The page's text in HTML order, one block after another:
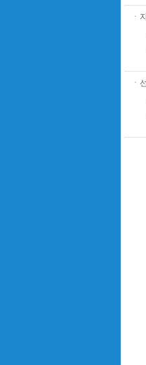
ㆍ
ㆍ